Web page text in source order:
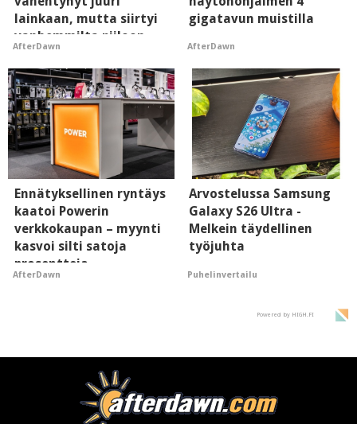
lainkaan, mutta siirtyi
vanhemmilta piiloon
AfterDawn
gigatavun muistilla
AfterDawn
Ennätyksellinen ryntäys
kaatoi Powerin
verkkokaupan – myynti
kasvoi silti satoja
prosentteja
AfterDawn
Arvostelussa Samsung
Galaxy S26 Ultra -
Melkein täydellinen
työjuhta
Puhelinvertailu
Powered by HIGH.FI